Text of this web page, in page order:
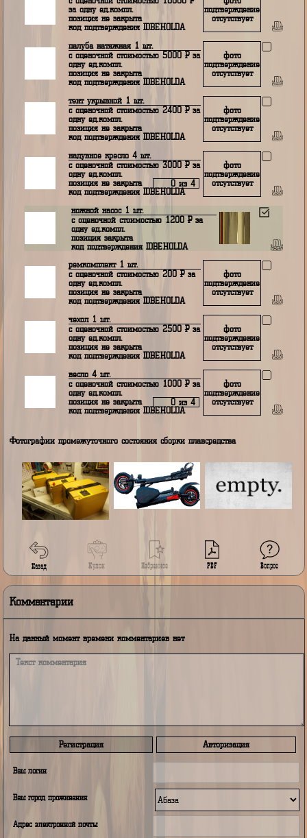
баллон левый 1 шт.
с оценочной стоимостью 25000Р
за одну ед.компл.
позиция не закрыта
код подтверждения IDBEHOLDA
фото
подтверждение
отсутствует
баллон правый 1 шт.
с оценочной стоимостью 25000 Р
за одну ед.компл.
позиция не закрыта
код подтверждения IDBEHOLDA
фото
подтверждение
отсутствует
рама 1 шт.
с оценочной стоимостью 10000
позиция не закрыта
код подтверждения IDBEHOLDA
отсутствует
палуба натяжная 1 шт.
с оценочной стоимостью 5000Рза
одну ед.компл.
позиция не закрыта
код подтверждения IDBEHOLDA
фото
подтверждение
отсутствует
тент укрывной 1 шт.
с оценочной стоимостью 2400Рза
одну ед.компл.
позиция не закрыта
код подтверждения IDBEHOLDA
фото
подтверждение
отсутствует
с оценочной стоимостью 3000
одну ед.компл.
позиция не закрыта 0 из 4
код подтверждения IDBEHOLDA
фото
подтверждение
отсутствует
ножной насос 1 шт.
с оценочной стоимостью 1200 за
одну ед.компл.
позиция закрыта
код подтверждения IDBEHOLDA
с оценочной стоимостью 200Рза
позиция не закрыта
код подтверждения IDBEHOLDA
отсутствует
чехол 1 шт.
с оценочной стоимостью 2500
одну ед.компл.
позиция не закрыта
подтверждение
весло 4 шт.
с оценочной стоимостью 1000 Рза
одну ед.компл.
позиция не закрыта 0 из 4
фото
подтверждение
отсутствует
Избранное PDF
Комментарии